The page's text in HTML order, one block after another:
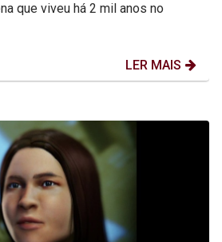
que viveu há 2 mil anos no
LER MAIS